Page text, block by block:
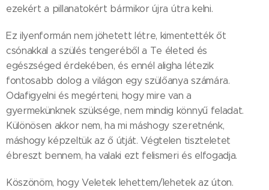
ezekért a pillanatokért bármikor újra útra kelni.
Ez ilyenformán nem jöhetett létre, kimentették őt
csónakkal a szülés tengeréből a Te életed és
egészséged érdekében, és ennél aligha létezik
fontosabb dolog a világon egy szülőanya számára.
Odafigyelni és megérteni, hogy mire van a
gyermekünknek szüksége, nem mindig könnyű feladat.
Különösen akkor nem, ha mi máshogy szeretnénk,
máshogy képzeltük az ő útját. Végtelen tiszteletet
ébreszt bennem, ha valaki ezt felismeri és elfogadja.
Köszönöm, hogy Veletek lehettem/lehetek az úton.